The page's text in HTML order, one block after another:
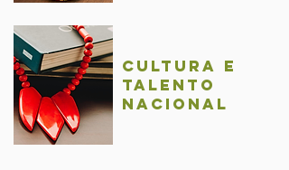
Cultura e
talentO
nacional